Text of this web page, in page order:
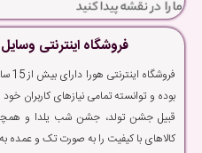
فروشگاه اینترنتی
فروشگاه اینترنتی هورا دارای بیش از 15 سال سابقه در زمینه
بوده و توانسته تمامی نیازهای کاربران
قبیل جشن تولد، جشن شب یلدا و
کالاهای با کیفیت را به صورت تک و عمده